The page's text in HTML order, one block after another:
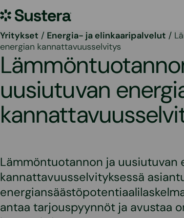
sisältöön
Sustera
Yritykset / Energia- ja elinkaaripalvelut /
energian kannattavuusselvitys
uusiutuvan
Lämmöntuotannon ja uusiutuvan
kannattavuusselvityksessä
antaa tarjouspyynnöt ja avustaa